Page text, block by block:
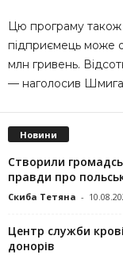
Цю програму
підприємець може
млн гривень.
— наголосив
Новини
Створили
правди про
Скиба Тетяна -
Центр служби
донорів